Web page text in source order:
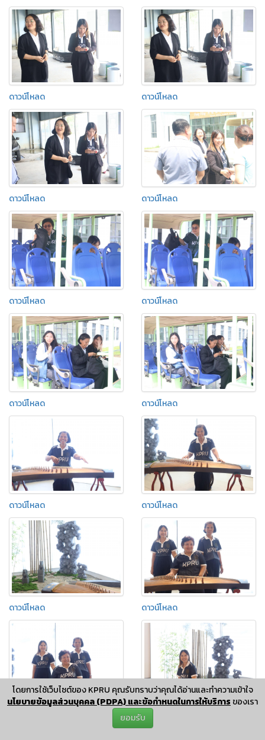
ดาวน์โหลด ดาวน์โหลด
ดาวน์โหลด ดาวน์โหลด
ดาวน์โหลด ดาวน์โหลด
ดาวน์โหลด ดาวน์โหลด
ดาวน์โหลด ดาวน์โหลด
ดาวน์โหลด ดาวน์โหลด
ดาวน์โหลด ดาวน์โหลด
โดยการใช้เว็บไซต์ของ KPRU คุณรับทราบว่าคุณได้อ่านและทำความเข้าใจ
นโยบายข้อมูลส่วนบุคคล (PDPA) และข้อกำหนดในการให้บริการ ของเรา
ยอมรับ